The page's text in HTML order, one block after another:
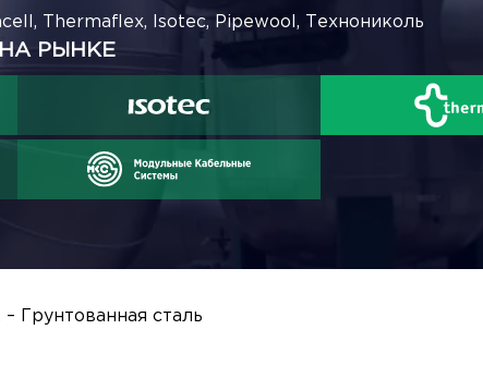
Thermaflex, Isotec, Pipewool, Технониколь
НА РЫНКЕ
Грунтованная сталь